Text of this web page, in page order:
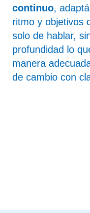
continuo,
ritmo y objetivos
solo de hablar,
profundidad lo
manera
de cambio con